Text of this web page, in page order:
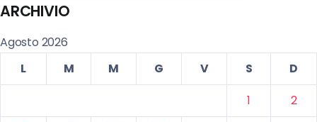
ARCHIVIO
Agosto 2026
L
M M G V S
D
1
2